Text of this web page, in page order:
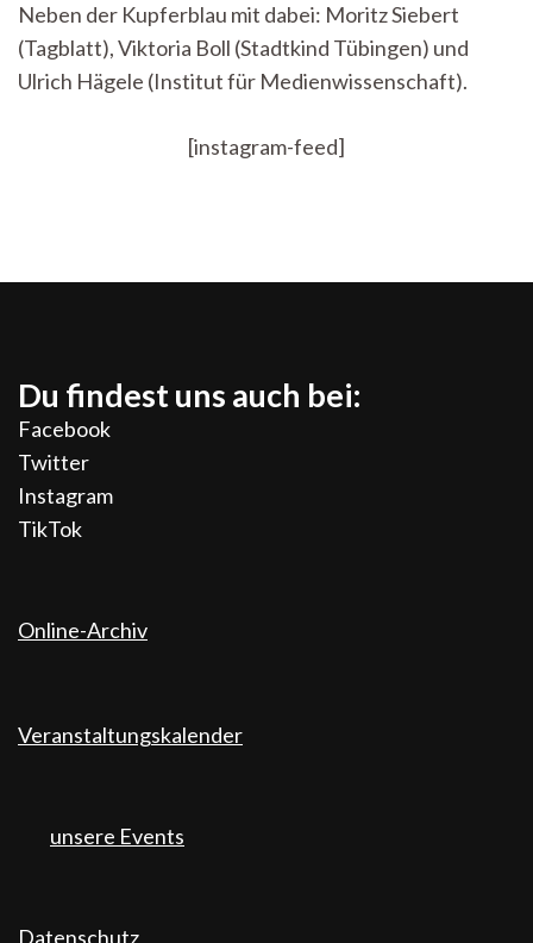
Neben der Kupferblau mit dabei: Moritz Siebert
(Tagblatt), Viktoria Boll (Stadtkind Tübingen) und
Ulrich Hägele (Institut für Medienwissenschaft).
[instagram-feed]
Du findest uns auch bei:
Facebook
Twitter
Instagram
TikTok
Online-Archiv
Veranstaltungskalender
unsere Events
Datenschutz